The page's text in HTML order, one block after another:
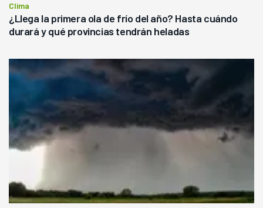
Clima
¿Llega la primera ola de frío del año? Hasta cuándo
durará y qué provincias tendrán heladas